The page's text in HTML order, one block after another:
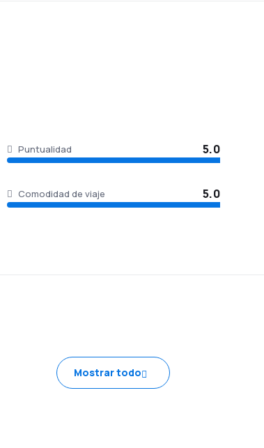
Puntualidad 5.0
Comodidad de viaje 5.0
Mostrar todo